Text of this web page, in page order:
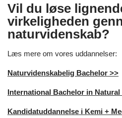
Vil du løse
virkeligheden
naturvidenskab?
Læs mere om vores uddannelser:
Naturvidenskabelig Bachelor >>
International Bachelor in Natural
Kandidatuddannelse i Kemi +